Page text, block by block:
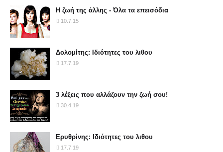
Η ζωή της άλλης - Όλα τα επεισόδια
10.7.15
Δολομίτης: Ιδιότητες του λιθου
17.7.19
3 λέξεις που αλλάζουν την ζωή σου!
30.4.19
Ερυθρίνης: Ιδιότητες του λιθου
17.7.19